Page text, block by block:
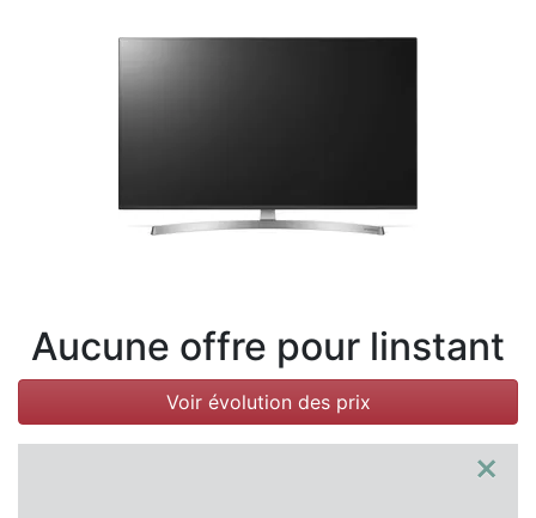
Conditions
Catégories
Aucune offre pour linstant
Voir évolution des prix
×